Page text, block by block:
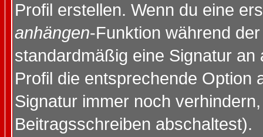
Profil erstellen. Wenn du eine
anhängen-Funktion während
standardmäßig eine Signatur
Profil die entsprechende Option
Signatur immer noch
Beitragsschreiben abschaltest).